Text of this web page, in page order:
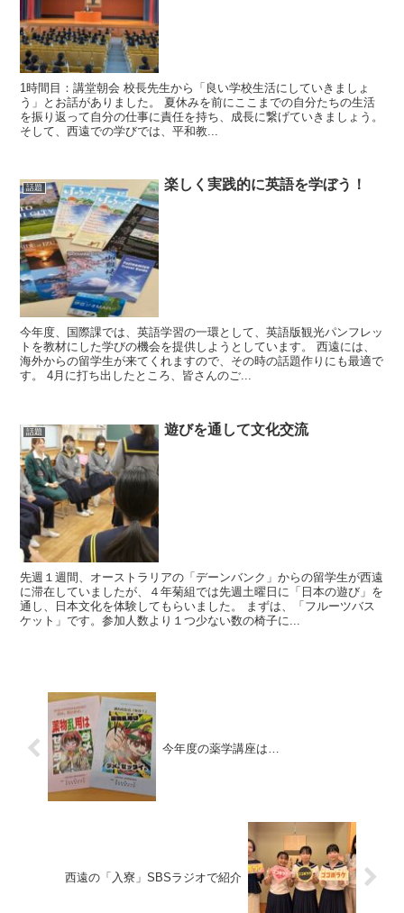
1時間目：講堂朝会 校長先生から「良い学校生活にしていきましょ
う」とお話がありました。 夏休みを前にここまでの自分たちの生活
を振り返って自分の仕事に責任を持ち、成長に繋げていきましょう。
そして、西遠での学びでは、平和教...
話題 楽しく実践的に英語を学ぼう！
今年度、国際課では、英語学習の一環として、英語版観光パンフレッ
トを教材にした学びの機会を提供しようとしています。 西遠には、
海外からの留学生が来てくれますので、その時の話題作りにも最適で
す。 4月に打ち出したところ、皆さんのご...
話題 遊びを通して文化交流
先週１週間、オーストラリアの「デーンバンク」からの留学生が西遠
に滞在していましたが、４年菊組では先週土曜日に「日本の遊び」を
通し、日本文化を体験してもらいました。 まずは、「フルーツバス
ケット」です。参加人数より１つ少ない数の椅子に...
今年度の薬学講座は…
西遠の「入寮」SBSラジオで紹介